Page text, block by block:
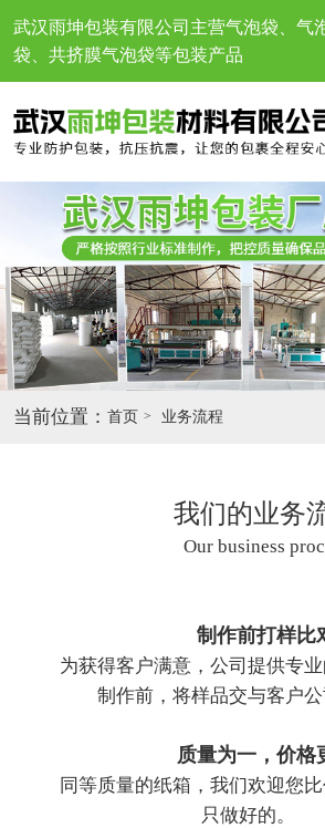
武汉雨坤包装有限公司 主营气泡袋、气
袋、共挤膜气泡袋等包装产品
当前位置： 首页 业务流程
我们的业务
Our business
制作前打样比
为获得客户满意，公司提供专
制作前，将样品交与客户公
质量为一，价格
同等质量的纸箱，我们欢迎您
只做好的。